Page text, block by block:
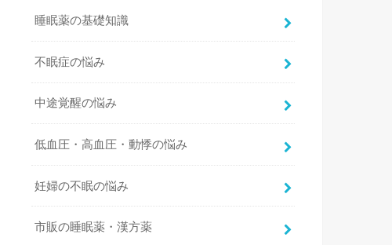
睡眠薬の基礎知識
不眠症の悩み
中途覚醒の悩み
低血圧・高血圧・動悸の悩み
妊婦の不眠の悩み
市販の睡眠薬・漢方薬